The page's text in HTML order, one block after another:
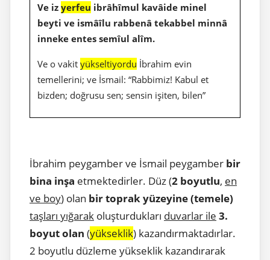
Ve iz yerfeu ibrâhîmul kavâide minel
beyti ve ismâîlu rabbenâ tekabbel minnâ
inneke entes semîul alîm.
Ve o vakit yükseltiyordu İbrahim evin
temellerini; ve İsmail: “Rabbimiz! Kabul et
bizden; doğrusu sen; sensin işiten, bilen”
İbrahim peygamber ve İsmail peygamber bir
bina inşa etmektedirler. Düz (2 boyutlu, en
ve boy) olan bir toprak yüzeyine (temele)
taşları yığarak oluşturdukları duvarlar ile 3.
boyut olan (yükseklik) kazandırmaktadırlar.
2 boyutlu düzleme yükseklik kazandırarak